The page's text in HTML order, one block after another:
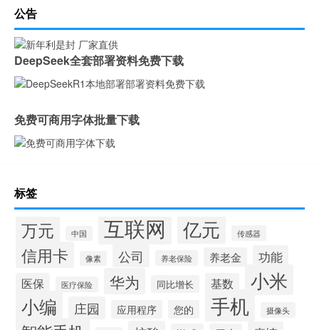
公告
DeepSeek全套部署资料免费下载
免费可商用字体批量下载
标签
万元 中国 互联网 亿元 传感器
信用卡 像素 公司 养老保险 养老金 功能
医保 医疗保险 华为 同比增长 基数 小米
小编 庄园 应用程序 您的 手机 摄像头